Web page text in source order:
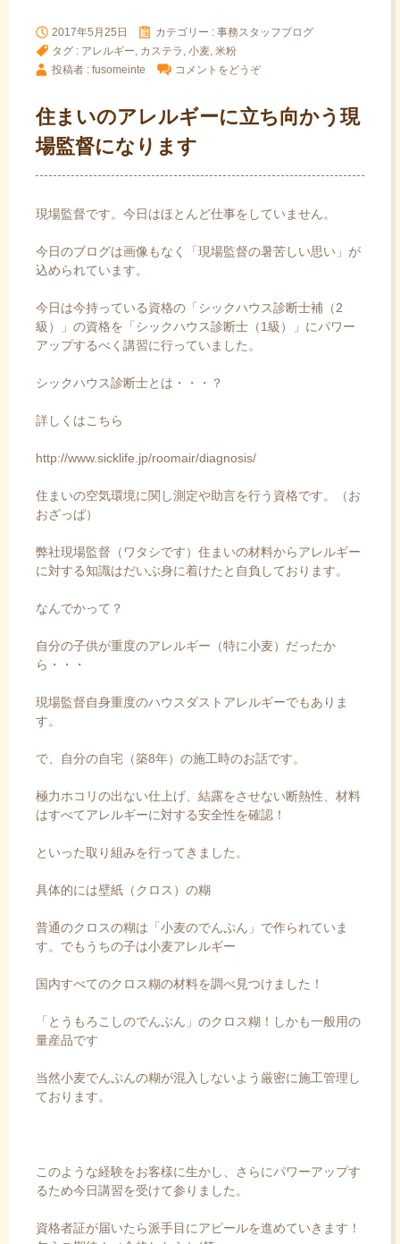
2017年5月25日 カテゴリー : 事務スタッフブログ
タグ : アレルギー カステラ 小麦 米粉
投稿者 : fusomeinte
コメントをどうぞ
住まいのアレルギーに立ち向かう現
場監督になります
現場監督です。今日はほとんど仕事をしていません。
今日のブログは画像もなく「現場監督の暑苦しい思い」が
込められています。
今日は今持っている資格の「シックハウス診断士補（2
級）」の資格を「シックハウス診断士（1級）」にパワー
アップするべく講習に行っていました。
シックハウス診断士とは・・・？
詳しくはこちら
http://www.sicklife.jp/roomair/diagnosis/
住まいの空気環境に関し測定や助言を行う資格です。（お
おざっぱ）
弊社現場監督（ワタシです）住まいの材料からアレルギー
に対する知識はだいぶ身に着けたと自負しております。
なんでかって？
自分の子供が重度のアレルギー（特に小麦）だったか
ら・・・
現場監督自身重度のハウスダストアレルギーでもありま
す。
で、自分の自宅（築8年）の施工時のお話です。
極力ホコリの出ない仕上げ、結露をさせない断熱性、材料
はすべてアレルギーに対する安全性を確認！
といった取り組みを行ってきました。
具体的には壁紙（クロス）の糊
普通のクロスの糊は「小麦のでんぷん」で作られていま
す。でもうちの子は小麦アレルギー
国内すべてのクロス糊の材料を調べ見つけました！
「とうもろこしのでんぷん」のクロス糊！しかも一般用の
量産品です
当然小麦でんぷんの糊が混入しないよう厳密に施工管理し
ております。
このような経験をお客様に生かし、さらにパワーアップす
るため今日講習を受けて参りました。
資格者証が届いたら派手目にアピールを進めていきます！